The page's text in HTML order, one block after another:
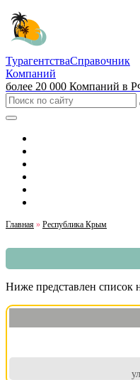
ТурагентстваСправочник
Компаний
более 20 000 Компаний в
Главная » Республика Крым
Ниже представлен список